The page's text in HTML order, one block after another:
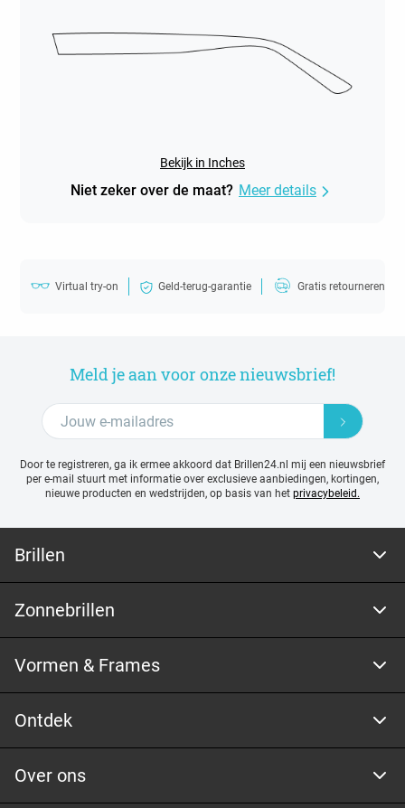
Bekijk in Inches
Niet zeker over de maat? Meer details
Virtual try-on Geld-terug-garantie Gratis retourneren
Meld je aan voor onze nieuwsbrief!
Door te registreren, ga ik ermee akkoord dat Brillen24.nl mij een nieuwsbrief
per e-mail stuurt met informatie over exclusieve aanbiedingen, kortingen,
nieuwe producten en wedstrijden, op basis van het privacybeleid.
Brillen
Zonnebrillen
Vormen & Frames
Ontdek
Over ons